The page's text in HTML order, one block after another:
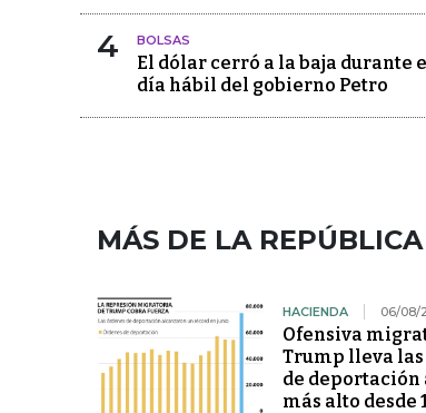
4 BOLSAS
El dólar cerró a la baja durante
día hábil del gobierno Petro
MÁS DE LA REPÚBLICA
HACIENDA 06/08/
Ofensiva
Trump lleva
de deportación
más alto desde